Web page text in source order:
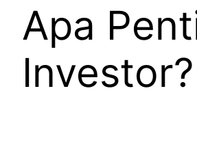
Apa
Investor?